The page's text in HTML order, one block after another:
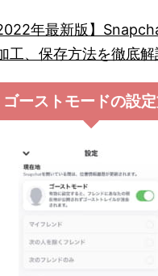
2022年最新版】
工、保存方法を徹底解
ゴーストモードの設